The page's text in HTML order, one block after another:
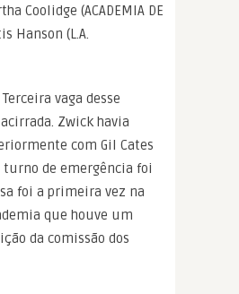
Coolidge (ACADEMIA DE
Hanson (L.A.
vaga desse
Zwick havia
com Gil Cates
de emergência foi
foi a primeira vez na
que houve um
da comissão dos